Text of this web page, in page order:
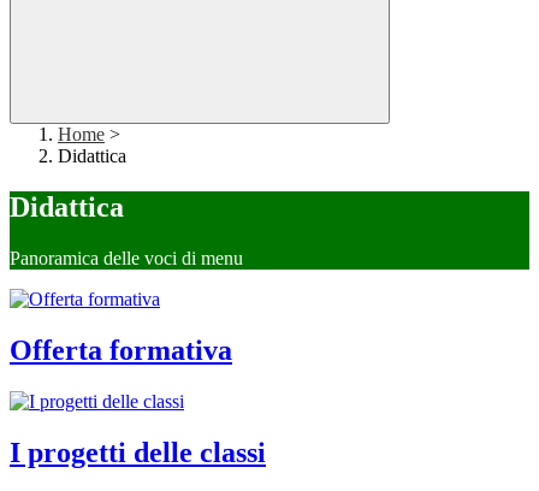
Home >
Didattica
Didattica
Panoramica delle voci di menu
Offerta formativa
I progetti delle classi